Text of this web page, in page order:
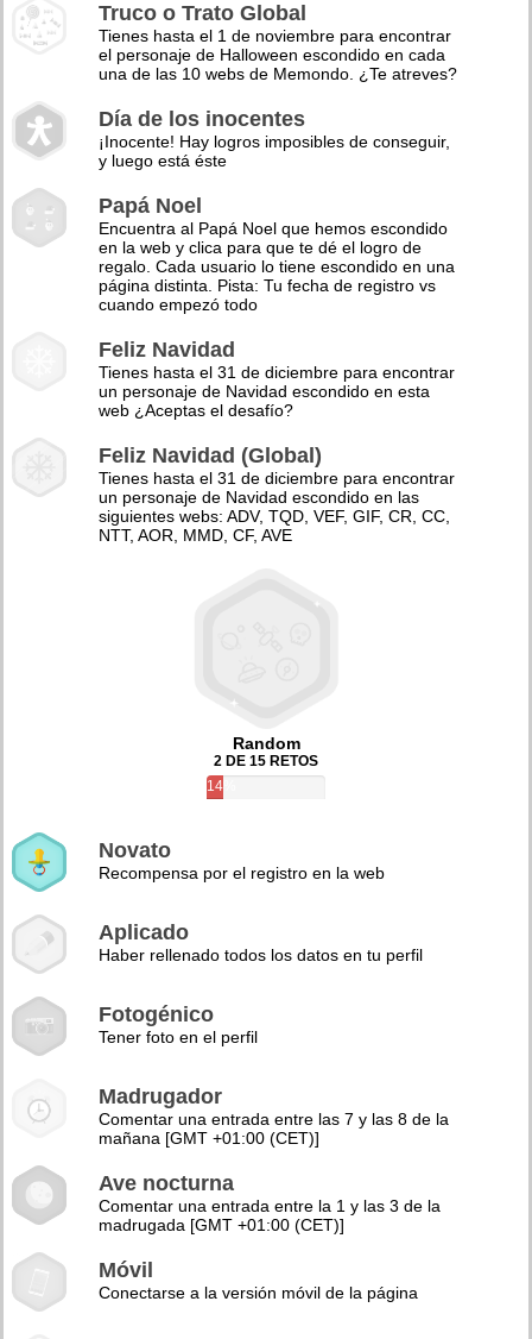
Truco o Trato Global
Tienes hasta el 1 de noviembre para encontrar
el personaje de Halloween escondido en cada
una de las 10 webs de Memondo. ¿Te atreves?
Día de los inocentes
¡Inocente! Hay logros imposibles de conseguir,
y luego está éste
Papá Noel
Encuentra al Papá Noel que hemos escondido
en la web y clica para que te dé el logro de
regalo. Cada usuario lo tiene escondido en una
página distinta. Pista: Tu fecha de registro vs
cuando empezó todo
Feliz Navidad
Tienes hasta el 31 de diciembre para encontrar
un personaje de Navidad escondido en esta
web ¿Aceptas el desafío?
Feliz Navidad (Global)
Tienes hasta el 31 de diciembre para encontrar
un personaje de Navidad escondido en las
siguientes webs: ADV, TQD, VEF, GIF, CR, CC,
NTT, AOR, MMD, CF, AVE
Random
2 DE 15 RETOS
14%
Novato
Recompensa por el registro en la web
Aplicado
Haber rellenado todos los datos en tu perfil
Fotogénico
Tener foto en el perfil
Madrugador
Comentar una entrada entre las 7 y las 8 de la
mañana [GMT +01:00 (CET)]
Ave nocturna
Comentar una entrada entre la 1 y las 3 de la
madrugada [GMT +01:00 (CET)]
Móvil
Conectarse a la versión móvil de la página